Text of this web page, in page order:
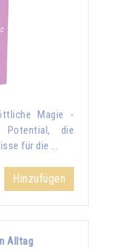
Magie -
die
für die …
Hinzufügen
Alltag